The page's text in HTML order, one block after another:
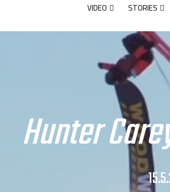
VIDEO STORIES
Hunter